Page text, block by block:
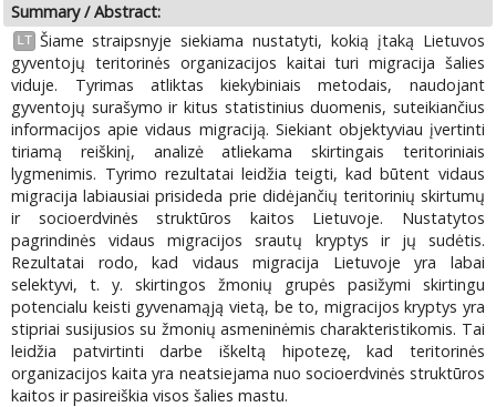
Summary / Abstract:
LT Šiame straipsnyje siekiama nustatyti, kokią įtaką Lietuvos
gyventojų teritorinės organizacijos kaitai turi migracija šalies
viduje. Tyrimas atliktas kiekybiniais metodais, naudojant
gyventojų surašymo ir kitus statistinius duomenis, suteikiančius
informacijos apie vidaus migraciją. Siekiant objektyviau įvertinti
tiriamą reiškinį, analizė atliekama skirtingais teritoriniais
lygmenimis. Tyrimo rezultatai leidžia teigti, kad būtent vidaus
migracija labiausiai prisideda prie didėjančių teritorinių skirtumų
ir socioerdvinės struktūros kaitos Lietuvoje. Nustatytos
pagrindinės vidaus migracijos srautų kryptys ir jų sudėtis.
Rezultatai rodo, kad vidaus migracija Lietuvoje yra labai
selektyvi, t. y. skirtingos žmonių grupės pasižymi skirtingu
potencialu keisti gyvenamąją vietą, be to, migracijos kryptys yra
stipriai susijusios su žmonių asmeninėmis charakteristikomis. Tai
leidžia patvirtinti darbe iškeltą hipotezę, kad teritorinės
organizacijos kaita yra neatsiejama nuo socioerdvinės struktūros
kaitos ir pasireiškia visos šalies mastu.